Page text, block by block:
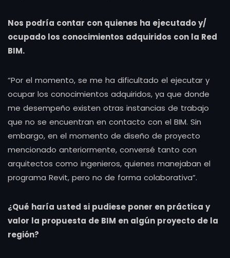
Nos podría contar con quienes ha ejecutado y/
ocupado los conocimientos adquiridos con la Red
BIM.
“Por el momento, se me ha dificultado el ejecutar y
ocupar los conocimientos adquiridos, ya que donde
me desempeño existen otras instancias de trabajo
que no se encuentran en contacto con el BIM. Sin
embargo, en el momento de diseño de proyecto
mencionado anteriormente, conversé tanto con
arquitectos como ingenieros, quienes manejaban el
programa Revit, pero no de forma colaborativa”.
¿Qué haría usted si pudiese poner en práctica y
valor la propuesta de BIM en algún proyecto de la
región?